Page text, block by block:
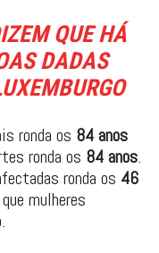
QUE HÁ
DADAS
ronda os 84 anos
ronda os 84 anos.
ronda os 46
mulheres